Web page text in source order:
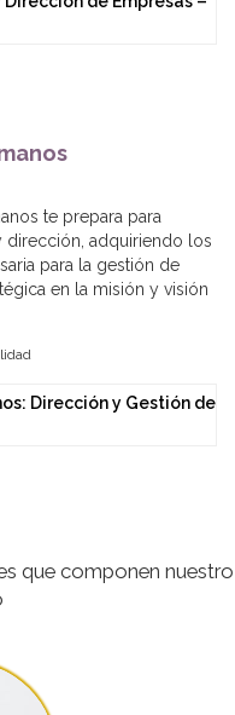
te prepara para
dirección, adquiriendo los
para la gestión de
en la misión y visión
Dirección y Gestión de
que componen nuestro